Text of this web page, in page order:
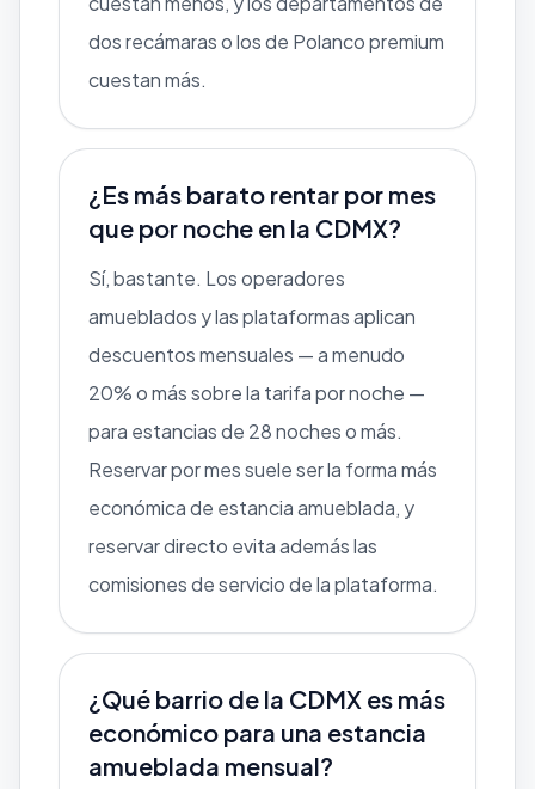
dos recámaras o los de Polanco premium
cuestan más.
¿Es más barato rentar por mes
que por noche en la CDMX?
Sí, bastante. Los operadores
amueblados y las plataformas aplican
descuentos mensuales — a menudo
20% o más sobre la tarifa por noche —
para estancias de 28 noches o más.
Reservar por mes suele ser la forma más
económica de estancia amueblada, y
reservar directo evita además las
comisiones de servicio de la plataforma.
¿Qué barrio de la CDMX es más
económico para una estancia
amueblada mensual?